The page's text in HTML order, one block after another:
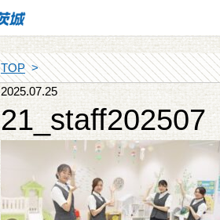
TOP
2025.07.25
21_staff202507